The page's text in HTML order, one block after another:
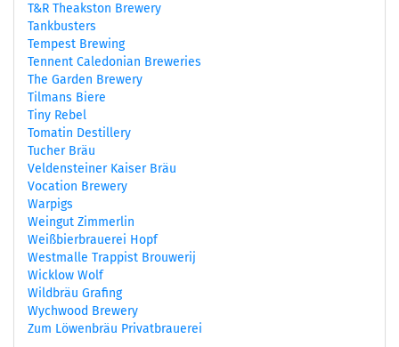
T&R Theakston Brewery
Tankbusters
Tempest Brewing
Tennent Caledonian Breweries
The Garden Brewery
Tilmans Biere
Tiny Rebel
Tomatin Destillery
Tucher Bräu
Veldensteiner Kaiser Bräu
Vocation Brewery
Warpigs
Weingut Zimmerlin
Weißbierbrauerei Hopf
Westmalle Trappist Brouwerij
Wicklow Wolf
Wildbräu Grafing
Wychwood Brewery
Zum Löwenbräu Privatbrauerei